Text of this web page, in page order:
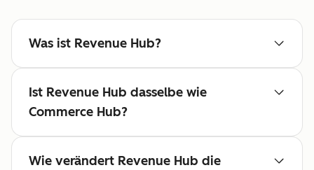
Was ist Revenue Hub?
Ist Revenue Hub dasselbe wie
Commerce Hub?
Wie verändert Revenue Hub die